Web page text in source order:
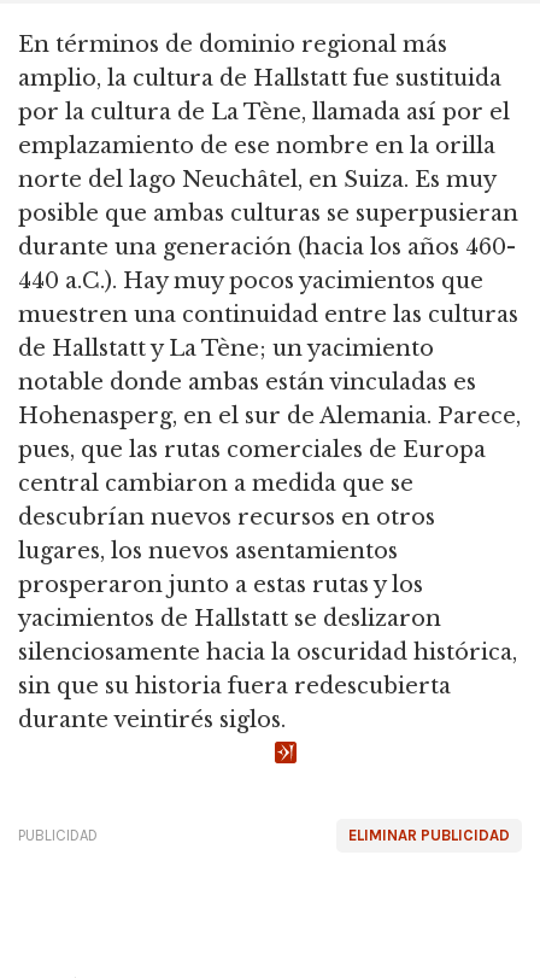
En términos de dominio regional más
amplio, la cultura de Hallstatt fue sustituida
por la cultura de La Tène, llamada así por el
emplazamiento de ese nombre en la orilla
norte del lago Neuchâtel, en Suiza. Es muy
posible que ambas culturas se superpusieran
durante una generación (hacia los años 460-
440 a.C.). Hay muy pocos yacimientos que
muestren una continuidad entre las culturas
de Hallstatt y La Tène; un yacimiento
notable donde ambas están vinculadas es
Hohenasperg, en el sur de Alemania. Parece,
pues, que las rutas comerciales de Europa
central cambiaron a medida que se
descubrían nuevos recursos en otros
lugares, los nuevos asentamientos
prosperaron junto a estas rutas y los
yacimientos de Hallstatt se deslizaron
silenciosamente hacia la oscuridad histórica,
sin que su historia fuera redescubierta
durante veintirés siglos.
ELIMINAR PUBLICIDAD
PUBLICIDAD